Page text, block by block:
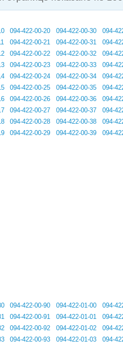
094-422-00-20
094-422-00-21
094-422-00-22
094-422-00-23
094-422-00-24
094-422-00-25
094-422-00-26
094-422-00-27
094-422-00-28
094-422-00-29
094-422-00-30
094-422-00-31
094-422-00-32
094-422-00-33
094-422-00-34
094-422-00-35
094-422-00-36
094-422-00-37
094-422-00-38
094-422-00-39
094-
094-
094-
094-
094-
094-
094-
094-
094-
094-
094-422-00-90
094-422-00-91
094-422-00-92
094-422-00-93
094-422-01-00
094-422-01-01
094-422-01-02
094-422-01-03
094-
094-
094-
094-